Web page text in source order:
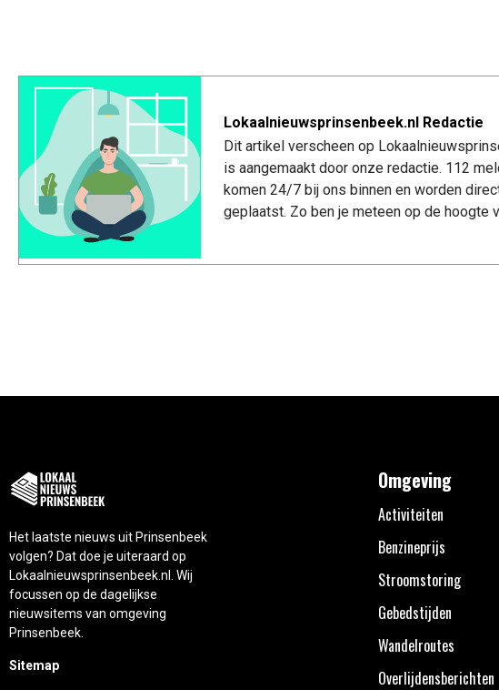
Lokaalnieuwsprinsenbeek.nl Redactie
Dit artikel verscheen op
is aangemaakt door onze redactie. 112
komen 24/7 bij ons binnen en worden
geplaatst. Zo ben je meteen op de hoogte
Het laatste nieuws uit Prinsenbeek
volgen? Dat doe je uiteraard op
Lokaalnieuwsprinsenbeek.nl. Wij
focussen op de dagelijkse
nieuwsitems van omgeving
Prinsenbeek.
Sitemap
Omgeving
Activiteiten
Benzineprijs
Stroomstoring
Gebedstijden
Wandelroutes
Overlijdensberichten